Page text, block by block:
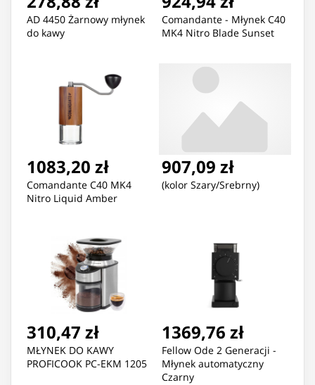
AD 4450 Żarnowy młynek
do kawy
Comandante - Młynek C40
MK4 Nitro Blade Sunset
1083,20 zł
Comandante C40 MK4
Nitro Liquid Amber
907,09 zł
(kolor Szary/Srebrny)
310,47 zł
MŁYNEK DO KAWY
PROFICOOK PC-EKM 1205
1369,76 zł
Fellow Ode 2 Generacji -
Młynek automatyczny
Czarny